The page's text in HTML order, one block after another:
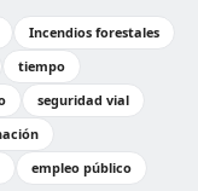
Incendios forestales
tiempo
seguridad vial
empleo público